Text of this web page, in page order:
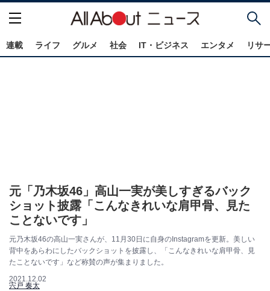
連載 ライフ グルメ 社会 IT・ビジネス エンタメ リサ
元「乃木坂46」高山一実が美しすぎるバック
ショット披露「こんなきれいな肩甲骨、見た
ことないです」
元乃木坂46の高山一実さんが、11月30日に自身のInstagramを更新。美しい
背中をあらわにしたバックショットを披露し、「こんなきれいな肩甲骨、見
たことないです」など称賛の声が集まりました。
2021.12.02
宍戸 奏太